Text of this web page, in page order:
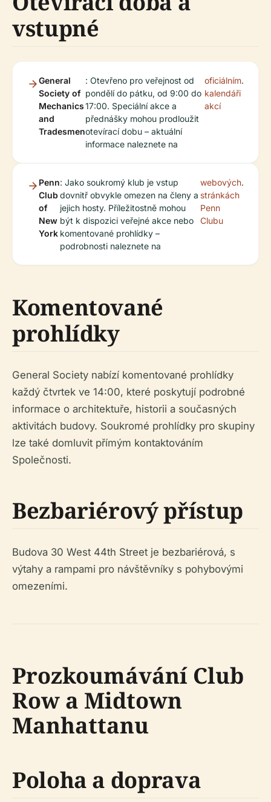
vstupné
General
Society of
Mechanics
and
Tradesmen
: Otevřeno pro veřejnost od
pondělí do pátku, od 9:00 do
17:00. Speciální akce a
přednášky mohou prodloužit
otevírací dobu – aktuální
informace naleznete na
oficiálním
kalendáři
akcí
.
Penn
Club
of
New
York
: Jako soukromý klub je vstup
dovnitř obvykle omezen na členy a
jejich hosty. Příležitostně mohou
být k dispozici veřejné akce nebo
komentované prohlídky –
podrobnosti naleznete na
webových
stránkách
Penn
Clubu
.
Komentované
prohlídky
General Society nabízí komentované prohlídky
každý čtvrtek ve 14:00, které poskytují podrobné
informace o architektuře, historii a současných
aktivitách budovy. Soukromé prohlídky pro skupiny
lze také domluvit přímým kontaktováním
Společnosti.
Bezbariérový přístup
Budova 30 West 44th Street je bezbariérová, s
výtahy a rampami pro návštěvníky s pohybovými
omezeními.
Prozkoumávání Club
Row a Midtown
Manhattanu
Poloha a doprava